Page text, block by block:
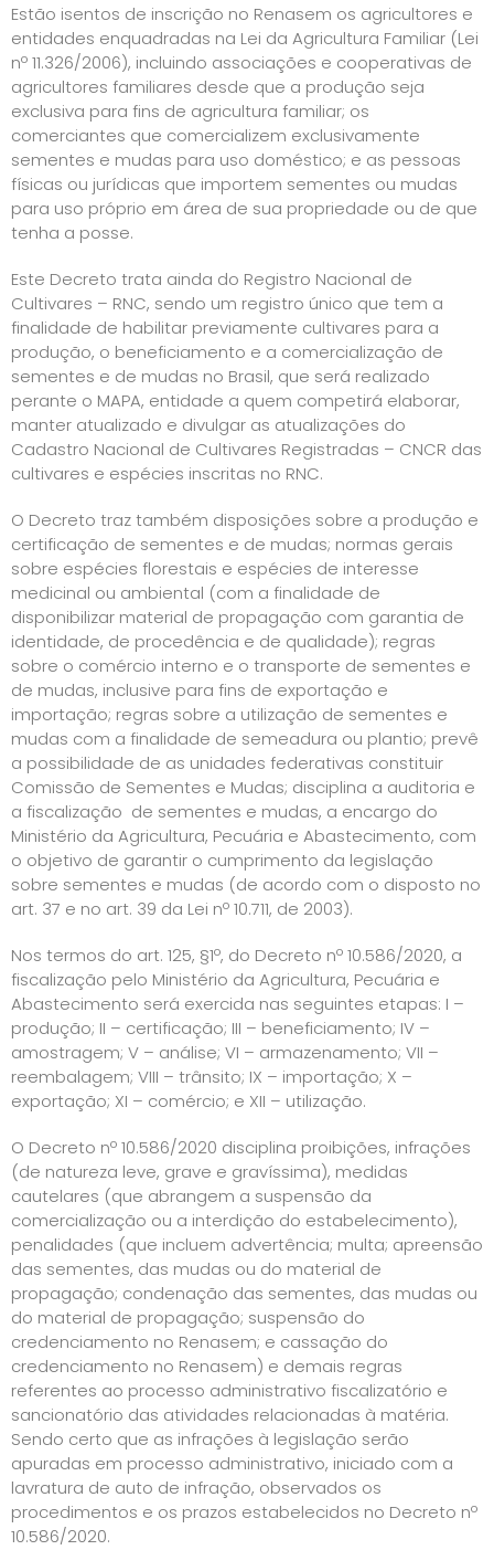
Estão isentos de inscrição no Renasem os agricultores e
entidades enquadradas na Lei da Agricultura Familiar (Lei
nº 11.326/2006), incluindo associações e cooperativas de
agricultores familiares desde que a produção seja
exclusiva para fins de agricultura familiar; os
comerciantes que comercializem exclusivamente
sementes e mudas para uso doméstico; e as pessoas
físicas ou jurídicas que importem sementes ou mudas
para uso próprio em área de sua propriedade ou de que
tenha a posse.
Este Decreto trata ainda do Registro Nacional de
Cultivares – RNC, sendo um registro único que tem a
finalidade de habilitar previamente cultivares para a
produção, o beneficiamento e a comercialização de
sementes e de mudas no Brasil, que será realizado
perante o MAPA, entidade a quem competirá elaborar,
manter atualizado e divulgar as atualizações do
Cadastro Nacional de Cultivares Registradas – CNCR das
cultivares e espécies inscritas no RNC.
O Decreto traz também disposições sobre a produção e
certificação de sementes e de mudas; normas gerais
sobre espécies florestais e espécies de interesse
medicinal ou ambiental (com a finalidade de
disponibilizar material de propagação com garantia de
identidade, de procedência e de qualidade); regras
sobre o comércio interno e o transporte de sementes e
de mudas, inclusive para fins de exportação e
importação; regras sobre a utilização de sementes e
mudas com a finalidade de semeadura ou plantio; prevê
a possibilidade de as unidades federativas constituir
Comissão de Sementes e Mudas; disciplina a auditoria e
a fiscalização de sementes e mudas, a encargo do
Ministério da Agricultura, Pecuária e Abastecimento, com
o objetivo de garantir o cumprimento da legislação
sobre sementes e mudas (de acordo com o disposto no
art. 37 e no art. 39 da Lei nº 10.711, de 2003).
Nos termos do art. 125, §1º, do Decreto nº 10.586/2020, a
fiscalização pelo Ministério da Agricultura, Pecuária e
Abastecimento será exercida nas seguintes etapas: I –
produção; II – certificação; III – beneficiamento; IV –
amostragem; V – análise; VI – armazenamento; VII –
reembalagem; VIII – trânsito; IX – importação; X –
exportação; XI – comércio; e XII – utilização.
O Decreto nº 10.586/2020 disciplina proibições, infrações
(de natureza leve, grave e gravíssima), medidas
cautelares (que abrangem a suspensão da
comercialização ou a interdição do estabelecimento),
penalidades (que incluem advertência; multa; apreensão
das sementes, das mudas ou do material de
propagação; condenação das sementes, das mudas ou
do material de propagação; suspensão do
credenciamento no Renasem; e cassação do
credenciamento no Renasem) e demais regras
referentes ao processo administrativo fiscalizatório e
sancionatório das atividades relacionadas à matéria.
Sendo certo que as infrações à legislação serão
apuradas em processo administrativo, iniciado com a
lavratura de auto de infração, observados os
procedimentos e os prazos estabelecidos no Decreto nº
10.586/2020.